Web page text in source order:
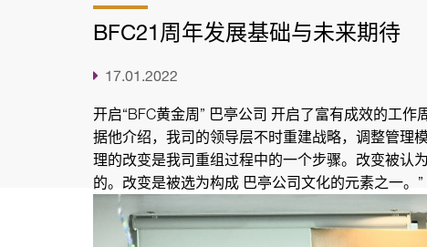
+
+
BFC21周年发展基础与未来期待
17.01.2022
开启“BFC黄金周” 巴亭公司 开启了富有成效的工作
据他介绍，我司的领导层不时重建战略，调整管理
理的改变是我司重组过程中的一个步骤。改变被认
的。改变是被选为构成 巴亭公司文化的元素之一。”